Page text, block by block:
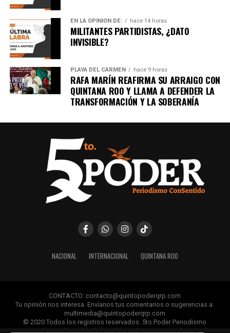
EN LA OPINIÓN DE: hace 14 horas
MILITANTES PARTIDISTAS, ¿DATO
INVISIBLE?
PLAYA DEL CARMEN hace 9 horas
RAFA MARÍN REAFIRMA SU ARRAIGO CON
QUINTANA ROO Y LLAMA A DEFENDER LA
TRANSFORMACIÓN Y LA SOBERANÍA
NACIONAL INTERNACIONAL QUINTANA ROO
CONTACTO: contacto@quintopoderqrp.com
Tu opinión nos interesa. Envíanos tus comentarios o sugerencias a:
multimedia@quintopoderqrp.com
© 2020 Todos los registros reservados. 5to Poder Periodismo
ConSentido Queda prohibida la publicación, retransmisión, edición y